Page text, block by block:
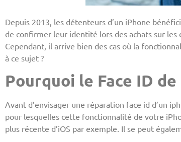
Depuis 2013, les détenteurs d’un iPhone
de confirmer leur identité lors des achats sur
Cependant, il arrive bien des cas où la
à ce sujet ?
Pourquoi le Face ID
Avant d’envisager une réparation face id d’un
pour lesquelles cette fonctionnalité de votre
plus récente d’iOS par exemple. Il se peut